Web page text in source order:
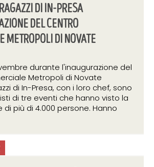
DI IN-PRESA
DEL CENTRO
METROPOLI DI NOVATE
durante l'inaugurazione del
Metropoli di Novate
di In-Presa, con i loro chef, sono
di tre eventi che hanno visto la
più di 4.000 persone. Hanno